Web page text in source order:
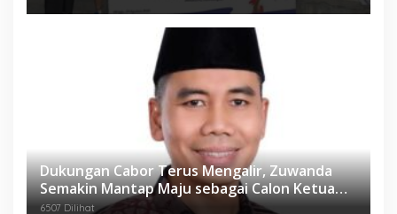
Dukungan Cabor Terus Mengalir, Zuwanda
Semakin Mantap Maju sebagai Calon Ketua
KONI
6507 Dilihat